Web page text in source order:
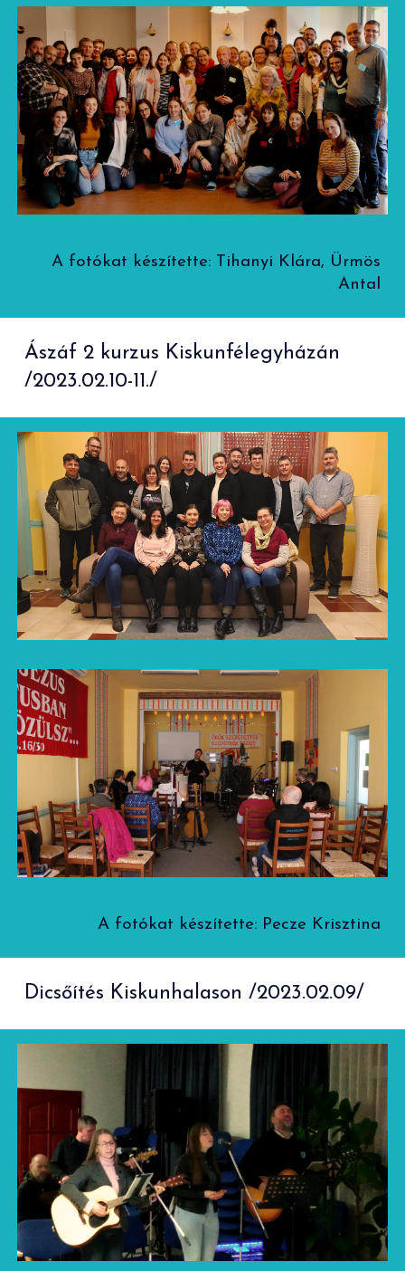
A fotókat készítette: Tihanyi Klára, Ürmös
Antal
Ászáf 2 kurzus Kiskunfélegyházán
/2023.02.10-11./
A fotókat készítette: Pecze Krisztina
Dicsőítés Kiskunhalason /2023.02.09/